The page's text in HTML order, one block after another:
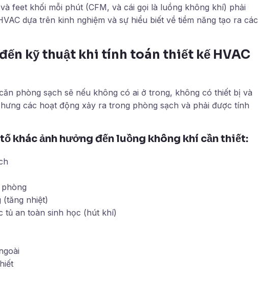
feet khối mỗi phút (CFM, và cái gọi là luồng không khí) phải
dựa trên kinh nghiệm và sự hiểu biết về tiềm năng tạo ra các
kỹ thuật khi tính toán thiết kế HVAC
phòng sạch sẽ nếu không có ai ở trong, không có thiết bị và
các hoạt động xảy ra trong phòng sạch và phải được tính
khác ảnh hưởng đến luồng không khí cần thiết:
nhiệt)
tủ an toàn sinh học (hút khí)